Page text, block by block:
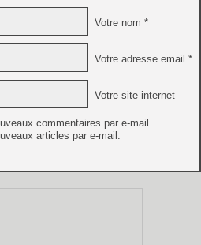
Votre nom *
Votre adresse email *
Votre site internet
commentaires par e-mail.
articles par e-mail.